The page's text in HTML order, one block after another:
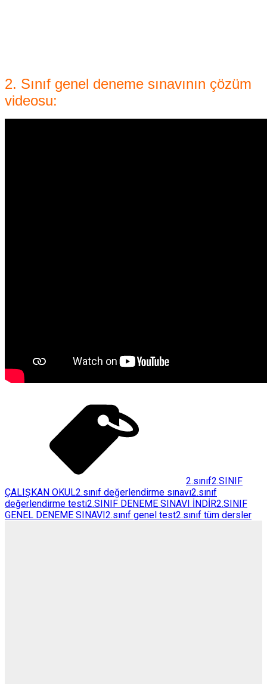
2. Sınıf genel deneme sınavının çözüm
videosu:
2.sınıf2.SINIF
ÇALIŞKAN OKUL2.sınıf değerlendirme sınavı2.sınıf
değerlendirme testi2.SINIF DENEME SINAVI İNDİR2.SINIF
GENEL DENEME SINAVI2.sınıf genel test2.sınıf tüm dersler